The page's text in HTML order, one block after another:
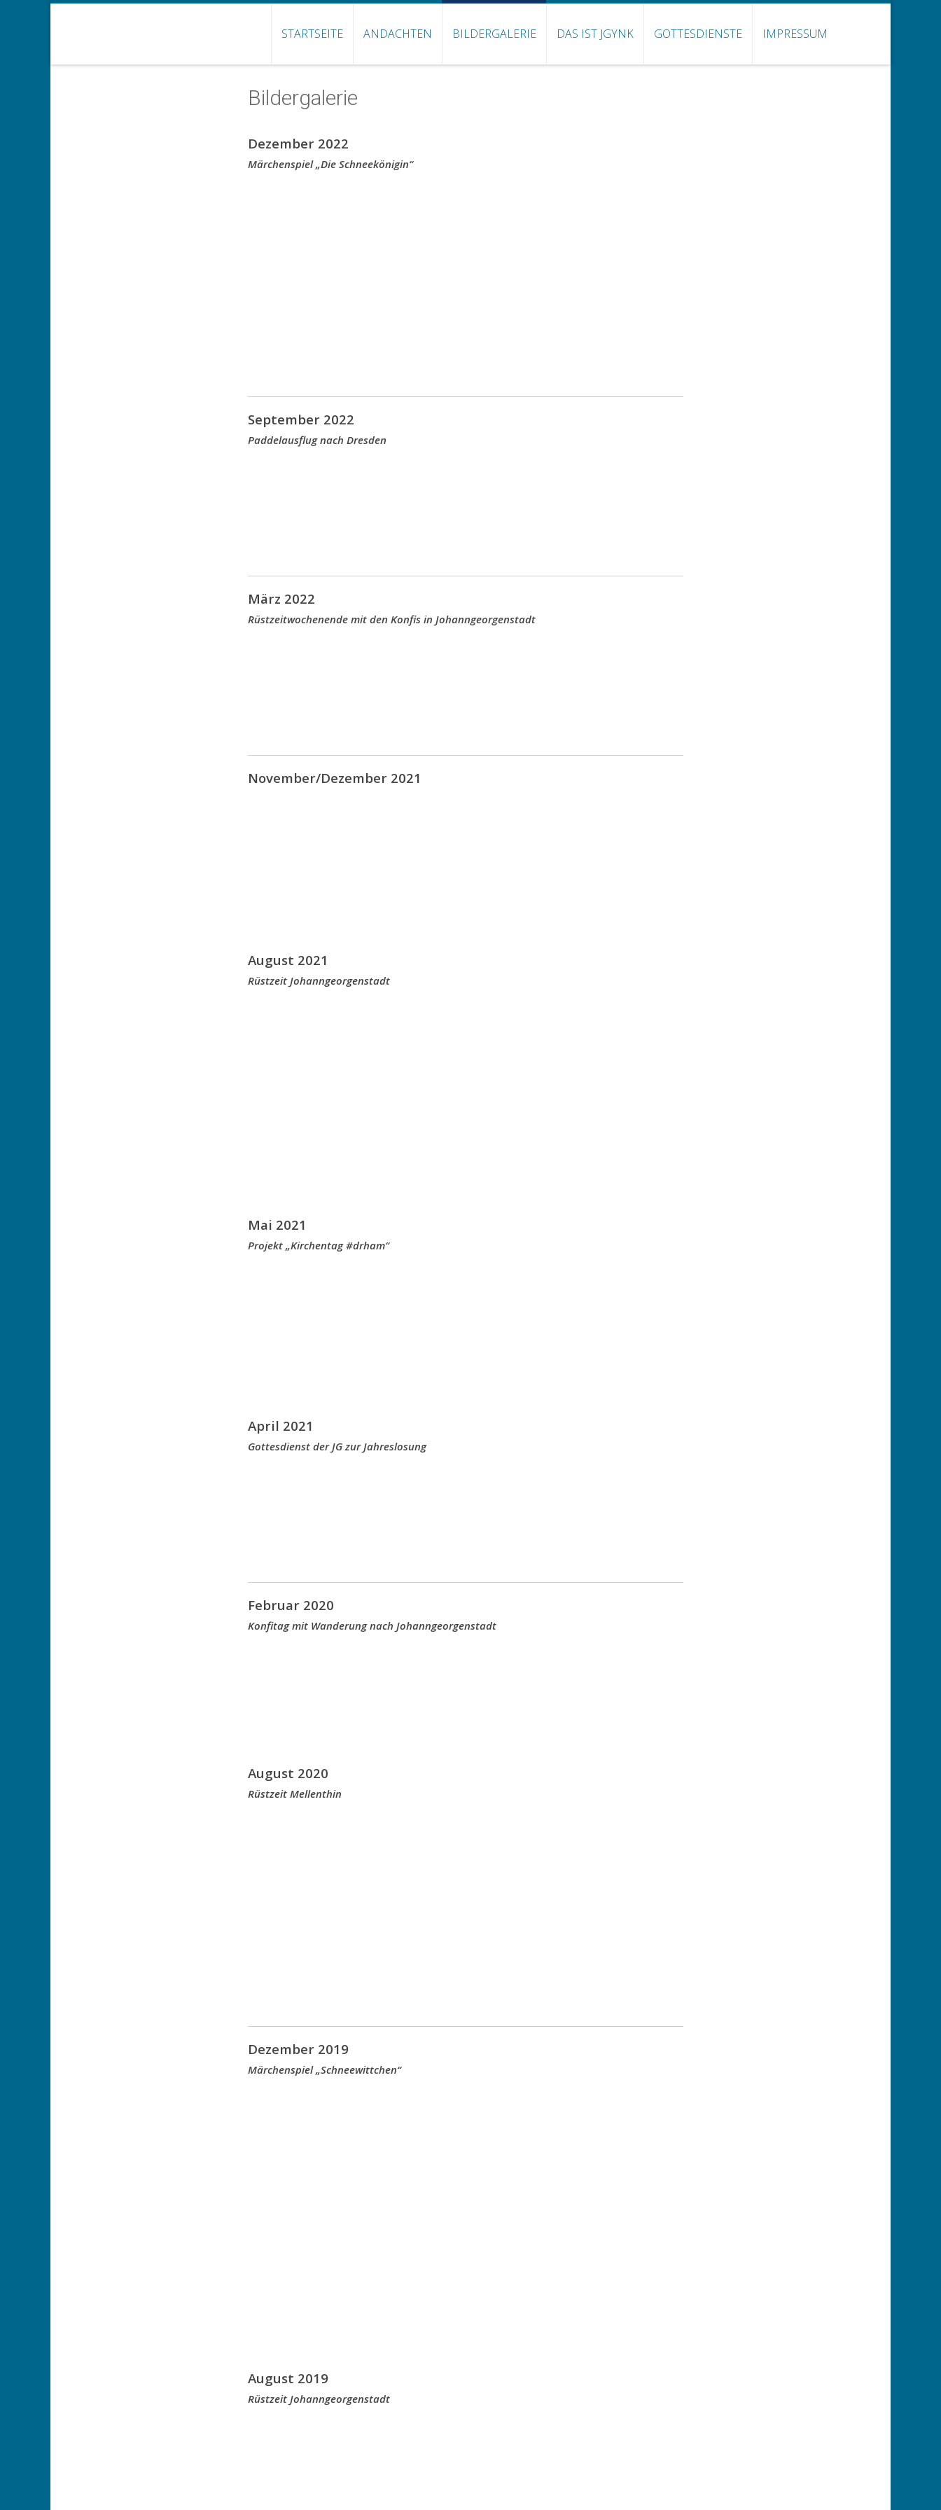
STARTSEITE ANDACHTEN BILDERGALERIE DAS IST JGYNK GOTTESDIENSTE IMPRESSUM
Bildergalerie
Dezember 2022
Märchenspiel „Die Schneekönigin“
September 2022
Paddelausflug nach Dresden
März 2022
Rüstzeitwochenende mit den Konfis in Johanngeorgenstadt
November/Dezember 2021
August 2021
Rüstzeit Johanngeorgenstadt
Mai 2021
Projekt „Kirchentag #drham“
April 2021
Gottesdienst der JG zur Jahreslosung
Februar 2020
Konfitag mit Wanderung nach Johanngeorgenstadt
August 2020
Rüstzeit Mellenthin
Dezember 2019
Märchenspiel „Schneewittchen“
August 2019
Rüstzeit Johanngeorgenstadt